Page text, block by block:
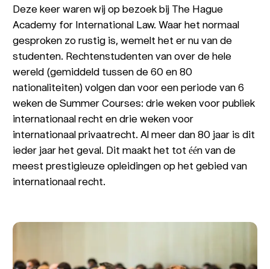
Deze keer waren wij op bezoek bij The Hague
Academy for International Law. Waar het normaal
gesproken zo rustig is, wemelt het er nu van de
studenten. Rechtenstudenten van over de hele
wereld (gemiddeld tussen de 60 en 80
nationaliteiten) volgen dan voor een periode van 6
weken de Summer Courses: drie weken voor publiek
internationaal recht en drie weken voor
internationaal privaatrecht. Al meer dan 80 jaar is dit
ieder jaar het geval. Dit maakt het tot één van de
meest prestigieuze opleidingen op het gebied van
internationaal recht.